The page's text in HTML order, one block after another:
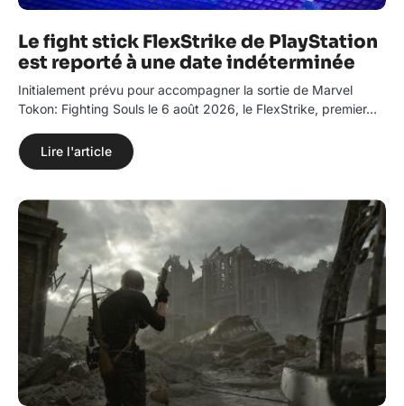
Le fight stick FlexStrike de PlayStation
est reporté à une date indéterminée
Initialement prévu pour accompagner la sortie de Marvel
Tokon: Fighting Souls le 6 août 2026, le FlexStrike, premier…
Lire l'article